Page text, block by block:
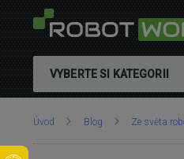
VYBERTE SI KATEGORII
Nacházíte
Úvod Blog Ze světa